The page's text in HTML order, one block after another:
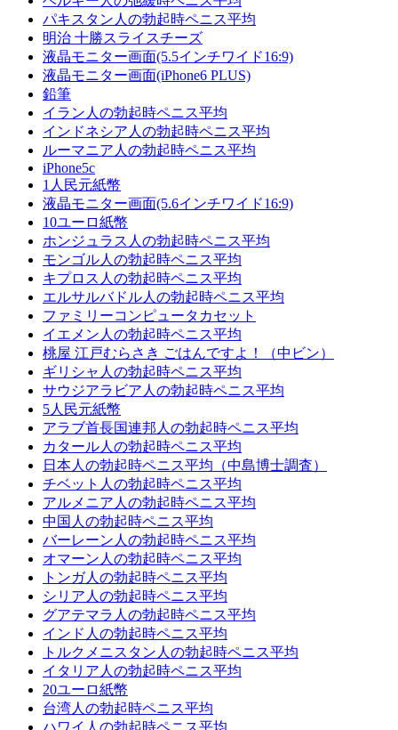
パキスタン人の勃起時ペニス平均
明治 十勝スライスチーズ
液晶モニター画面(5.5インチワイド16:9)
液晶モニター画面(iPhone6 PLUS)
鉛筆
イラン人の勃起時ペニス平均
インドネシア人の勃起時ペニス平均
ルーマニア人の勃起時ペニス平均
iPhone5c
1人民元紙幣
液晶モニター画面(5.6インチワイド16:9)
10ユーロ紙幣
ホンジュラス人の勃起時ペニス平均
モンゴル人の勃起時ペニス平均
キプロス人の勃起時ペニス平均
エルサルバドル人の勃起時ペニス平均
ファミリーコンピュータカセット
イエメン人の勃起時ペニス平均
桃屋 江戸むらさき ごはんですよ！（中ビン）
ギリシャ人の勃起時ペニス平均
サウジアラビア人の勃起時ペニス平均
5人民元紙幣
アラブ首長国連邦人の勃起時ペニス平均
カタール人の勃起時ペニス平均
日本人の勃起時ペニス平均（中島博士調査）
チベット人の勃起時ペニス平均
アルメニア人の勃起時ペニス平均
中国人の勃起時ペニス平均
バーレーン人の勃起時ペニス平均
オマーン人の勃起時ペニス平均
トンガ人の勃起時ペニス平均
シリア人の勃起時ペニス平均
グアテマラ人の勃起時ペニス平均
インド人の勃起時ペニス平均
トルクメニスタン人の勃起時ペニス平均
イタリア人の勃起時ペニス平均
20ユーロ紙幣
台湾人の勃起時ペニス平均
ハワイ人の勃起時ペニス平均